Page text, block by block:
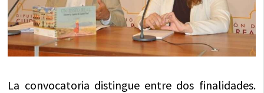
La convocatoria distingue entre dos finalidades.